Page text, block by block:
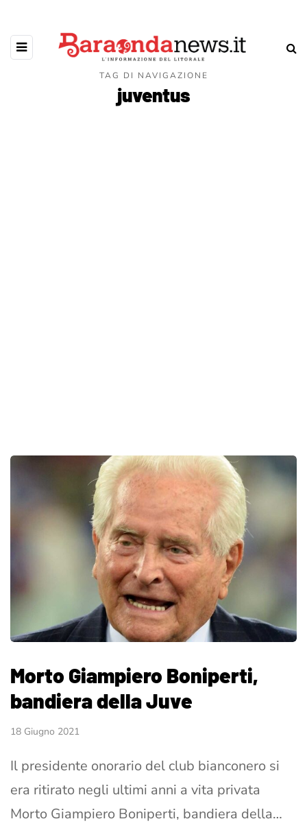
TAG DI NAVIGAZIONE
juventus
Morto Giampiero Boniperti,
bandiera della Juve
18 Giugno 2021
Il presidente onorario del club bianconero si
era ritirato negli ultimi anni a vita privata
Morto Giampiero Boniperti, bandiera della…